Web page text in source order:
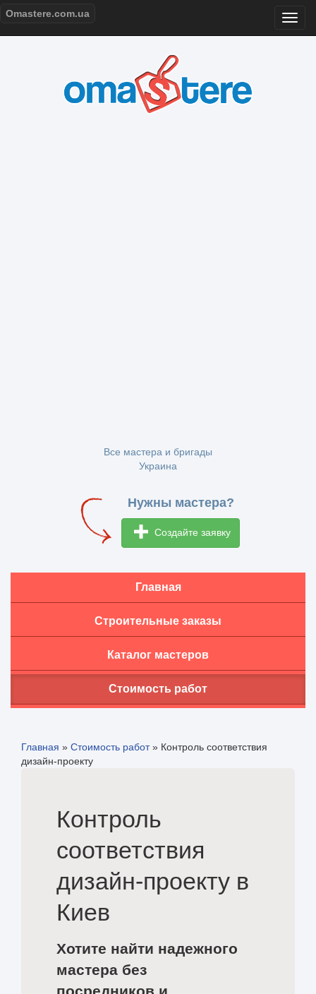
Omastere.com.ua
Все мастера и бригады
Украина
Нужны мастера?
Создайте заявку
Главная
Строительные заказы
Каталог мастеров
Стоимость работ
Главная » Стоимость работ» Контроль соответствия
дизайн-проекту
Контроль
соответствия
дизайн-проекту в
Киев
Хотите найти надежного
мастера без
посредников и